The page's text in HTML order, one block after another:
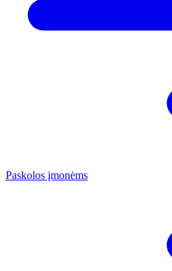
Paskolos įmonėms